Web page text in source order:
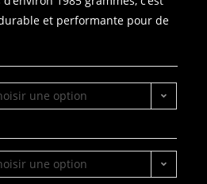
et performante pour de
une option
une option